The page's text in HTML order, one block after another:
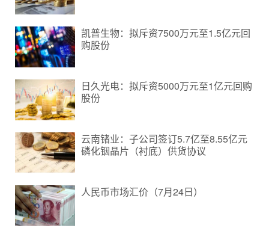
凯普生物：拟斥资7500万元至1.5亿元回
购股份
日久光电：拟斥资5000万元至1亿元回购
股份
云南锗业：子公司签订5.7亿至8.55亿元
磷化铟晶片（衬底）供货协议
人民币市场汇价（7月24日）